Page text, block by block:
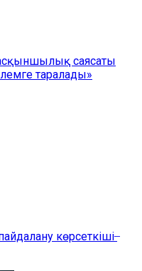
саясаты
таралады»
көрсеткіші